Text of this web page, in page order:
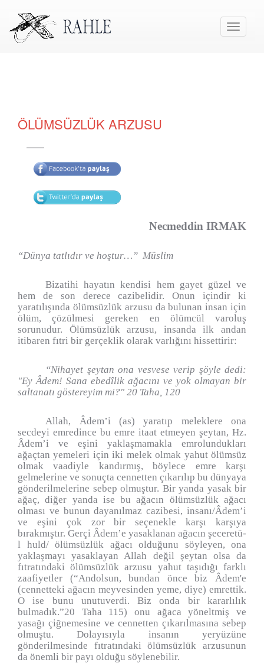
Toggle
ÖLÜMSÜZLÜK ARZUSU
Necmeddin IRMAK
“Dünya tatlıdır ve hoştur…” Müslim
Bizatihi hayatın kendisi hem gayet güzel ve
hem de son derece cazibelidir. Onun içindir ki
yaratılışında ölümsüzlük arzusu da bulunan insan için
ölüm, çözülmesi gereken en ölümcül varoluş
sorunudur. Ölümsüzlük arzusu, insanda ilk andan
itibaren fıtri bir gerçeklik olarak varlığını hissettirir:
“Nihayet şeytan ona vesvese verip şöyle dedi:
"Ey Âdem! Sana ebedîlik ağacını ve yok olmayan bir
saltanatı göstereyim mi?" 20 Taha, 120
Allah, Âdem’i (as) yaratıp meleklere ona
secdeyi emredince bu emre itaat etmeyen şeytan, Hz.
Âdem’i ve eşini yaklaşmamakla emrolundukları
ağaçtan yemeleri için iki melek olmak yahut ölümsüz
olmak vaadiyle kandırmış, böylece emre karşı
gelmelerine ve sonuçta cennetten çıkarılıp bu dünyaya
gönderilmelerine sebep olmuştur. Bir yanda yasak bir
ağaç, diğer yanda ise bu ağacın ölümsüzlük ağacı
olması ve bunun dayanılmaz cazibesi, insanı/Âdem’i
ve eşini çok zor bir seçenekle karşı karşıya
bırakmıştır. Gerçi Âdem’e yasaklanan ağacın şeceretü-
l huld/ ölümsüzlük ağacı olduğunu söyleyen, ona
yaklaşmayı yasaklayan Allah değil şeytan olsa da
fıtratındaki ölümsüzlük arzusu yahut taşıdığı farklı
zaafiyetler (“Andolsun, bundan önce biz Âdem'e
(cennetteki ağacın meyvesinden yeme, diye) emrettik.
O ise bunu unutuverdi. Biz onda bir kararlılık
bulmadık.”20 Taha 115) onu ağaca yöneltmiş ve
yasağı çiğnemesine ve cennetten çıkarılmasına sebep
olmuştu. Dolayısıyla insanın yeryüzüne
gönderilmesinde fıtratındaki ölümsüzlük arzusunun
da önemli bir payı olduğu söylenebilir.